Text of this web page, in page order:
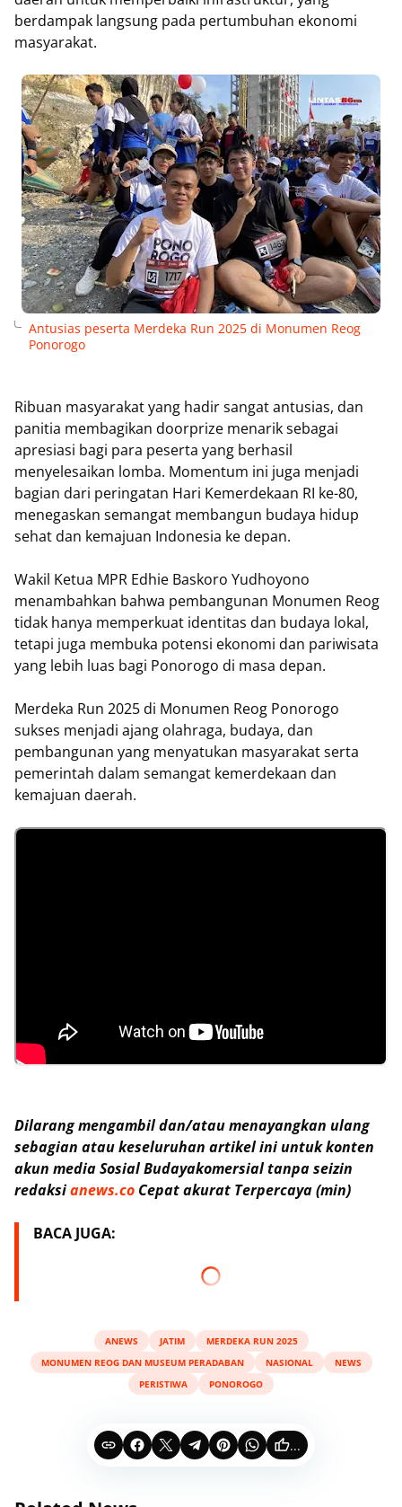
berdampak langsung pada pertumbuhan ekonomi
masyarakat.
Antusias peserta Merdeka Run 2025 di Monumen Reog
Ponorogo
Ribuan masyarakat yang hadir sangat antusias, dan
panitia membagikan doorprize menarik sebagai
apresiasi bagi para peserta yang berhasil
menyelesaikan lomba. Momentum ini juga menjadi
bagian dari peringatan Hari Kemerdekaan RI ke-80,
menegaskan semangat membangun budaya hidup
sehat dan kemajuan Indonesia ke depan.
Wakil Ketua MPR Edhie Baskoro Yudhoyono
menambahkan bahwa pembangunan Monumen Reog
tidak hanya memperkuat identitas dan budaya lokal,
tetapi juga membuka potensi ekonomi dan pariwisata
yang lebih luas bagi Ponorogo di masa depan.
Merdeka Run 2025 di Monumen Reog Ponorogo
sukses menjadi ajang olahraga, budaya, dan
pembangunan yang menyatukan masyarakat serta
pemerintah dalam semangat kemerdekaan dan
kemajuan daerah.
Dilarang mengambil dan/atau menayangkan ulang
sebagian atau keseluruhan artikel ini untuk konten
akun media Sosial Budayakomersial tanpa seizin
redaksianews.co Cepat akurat Terpercaya (min)
BACA JUGA:
ANEWS JATIM
MERDEKA RUN 2025
MONUMEN REOG DAN MUSEUM PERADABAN
NASIONAL
NEWS
PERISTIWA
PONOROGO
...